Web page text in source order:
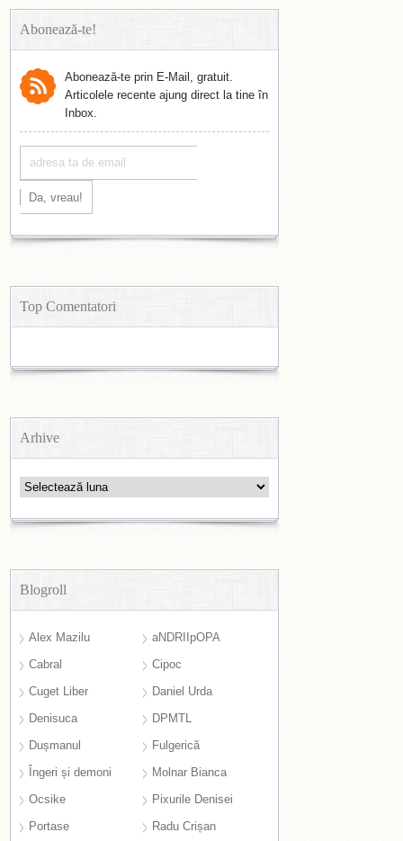
Abonează-te!
Abonează-te prin E-Mail, gratuit.
Articolele recente ajung direct la tine în
Inbox.
Top Comentatori
Arhive
Arhive
Blogroll
Alex Mazilu
aNDRIIpOPA
Cabral
Cipoc
Cuget Liber
Daniel Urda
Denisuca
DPMTL
Dușmanul
Fulgerică
Îngeri și demoni
Molnar Bianca
Ocsike
Pixurile Denisei
Portase
Radu Crișan